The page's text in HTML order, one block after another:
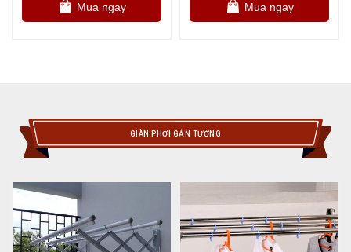
Mua ngay Mua ngay
GIÀN PHƠI GẮN TƯỜNG